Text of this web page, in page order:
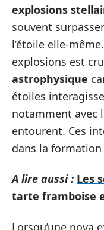
explosions
souvent
l’étoile elle-
explosions est
astrophysique
étoiles
notamment avec
entourent. Ces
dans la
A lire aussi : Les
tarte framboise
Lorsqu’une nova